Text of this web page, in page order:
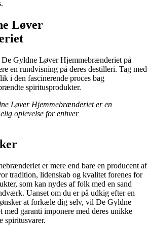
Løver
Gyldne Løver Hjemmebrænderiet på
en rundvisning på deres destilleri. Tag med
i den fascinerende proces bag
spiritusprodukter.
Løver Hjemmebrænderiet er en
oplevelse for enhver
er mere end bare en producent af
tradition, lidenskab og kvalitet forenes for
som kan nydes af folk med en sand
Uanset om du er på udkig efter en
at forkæle dig selv, vil De Gyldne
garanti imponere med deres unikke
spiritusvarer.